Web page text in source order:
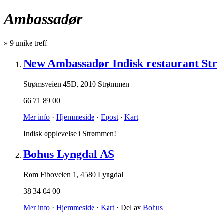
Ambassadør
» 9 unike treff
New Ambassadør Indisk restaurant
Strømsveien 45D, 2010 Strømmen
66 71 89 00
Mer info · Hjemmeside · Epost · Kart
Indisk opplevelse i Strømmen!
Bohus Lyngdal AS
Rom Fiboveien 1 , 4580 Lyngdal
38 34 04 00
Mer info · Hjemmeside · Kart · Del av Bohus